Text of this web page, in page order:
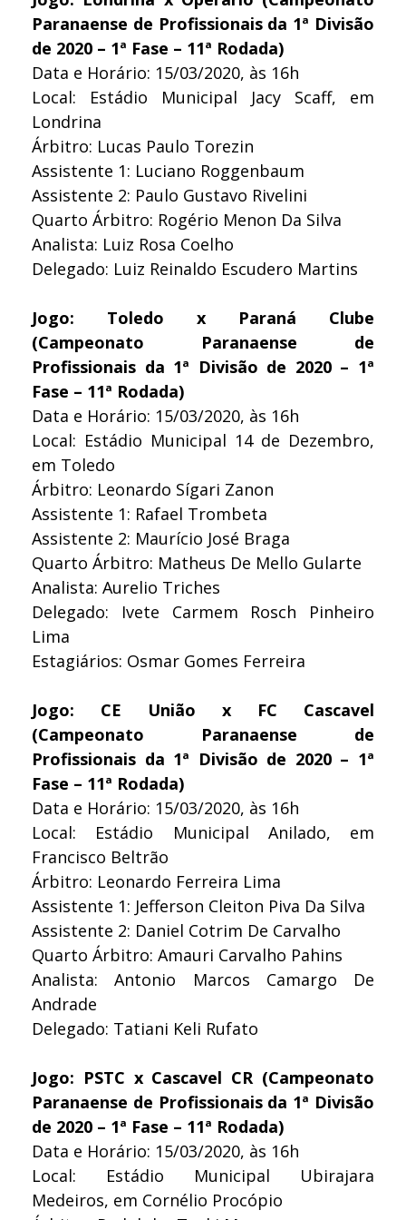
Paranaense de Profissionais da 1ª Divisão
de 2020 – 1ª Fase – 11ª Rodada)
Data e Horário: 15/03/2020, às 16h
Local: Estádio Municipal Jacy Scaff, em
Londrina
Árbitro: Lucas Paulo Torezin
Assistente 1: Luciano Roggenbaum
Assistente 2: Paulo Gustavo Rivelini
Quarto Árbitro: Rogério Menon Da Silva
Analista: Luiz Rosa Coelho
Delegado: Luiz Reinaldo Escudero Martins
Jogo: Toledo x Paraná Clube
(Campeonato Paranaense de
Profissionais da 1ª Divisão de 2020 – 1ª
Fase – 11ª Rodada)
Data e Horário: 15/03/2020, às 16h
Local: Estádio Municipal 14 de Dezembro,
em Toledo
Árbitro: Leonardo Sígari Zanon
Assistente 1: Rafael Trombeta
Assistente 2: Maurício José Braga
Quarto Árbitro: Matheus De Mello Gularte
Analista: Aurelio Triches
Delegado: Ivete Carmem Rosch Pinheiro
Lima
Estagiários: Osmar Gomes Ferreira
Jogo: CE União x FC Cascavel
(Campeonato Paranaense de
Profissionais da 1ª Divisão de 2020 – 1ª
Fase – 11ª Rodada)
Data e Horário: 15/03/2020, às 16h
Local: Estádio Municipal Anilado, em
Francisco Beltrão
Árbitro: Leonardo Ferreira Lima
Assistente 1: Jefferson Cleiton Piva Da Silva
Assistente 2: Daniel Cotrim De Carvalho
Quarto Árbitro: Amauri Carvalho Pahins
Analista: Antonio Marcos Camargo De
Andrade
Delegado: Tatiani Keli Rufato
Jogo: PSTC x Cascavel CR (Campeonato
Paranaense de Profissionais da 1ª Divisão
de 2020 – 1ª Fase – 11ª Rodada)
Data e Horário: 15/03/2020, às 16h
Local: Estádio Municipal Ubirajara
Medeiros, em Cornélio Procópio